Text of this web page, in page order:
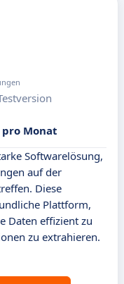
pro Monat
Softwarelösung,
auf der
Diese
Plattform,
Daten effizient zu
zu extrahieren.